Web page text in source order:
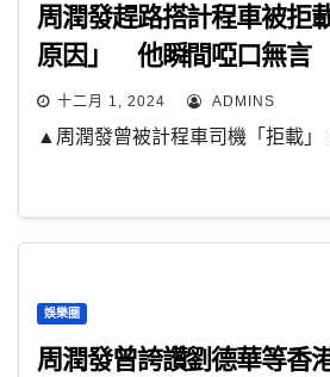
周潤發趕路搭計程車被拒
原因」 他瞬間啞口無言
十二月 1, 2024 ADMINS
▲周潤發曾被計程車司機「拒載
娛樂圈
周潤發曾誇讚劉德華等